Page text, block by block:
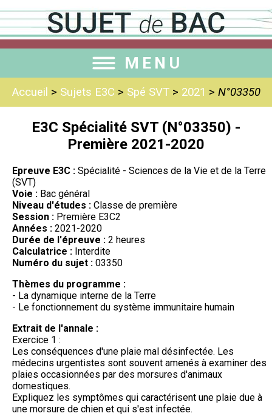
MENU
Accueil > Sujets E3C > Spé SVT> 2021 > N°03350
E3C Spécialité SVT (N°03350) -
Première 2021-2020
Epreuve E3C : Spécialité - Sciences de la Vie et de la Terre
(SVT)
Voie : Bac général
Niveau d'études : Classe de première
Session : Première E3C2
Années : 2021-2020
Durée de l'épreuve : 2 heures
Calculatrice : Interdite
Numéro du sujet : 03350
Thèmes du programme :
- La dynamique interne de la Terre
- Le fonctionnement du système immunitaire humain
Extrait de l'annale :
Exercice 1 :
Les conséquences d'une plaie mal désinfectée. Les
médecins urgentistes sont souvent amenés à examiner des
plaies occasionnées par des morsures d'animaux
domestiques.
Expliquez les symptômes qui caractérisent une plaie due à
une morsure de chien et qui s'est infectée.